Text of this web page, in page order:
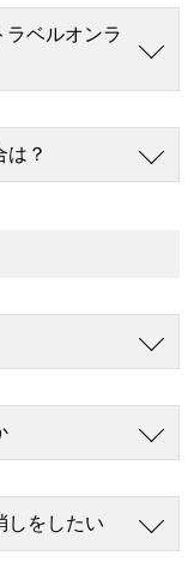
ラベルオンラ
は？
しをしたい